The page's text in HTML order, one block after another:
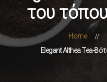
του
Home
Elegant Althea Tea-